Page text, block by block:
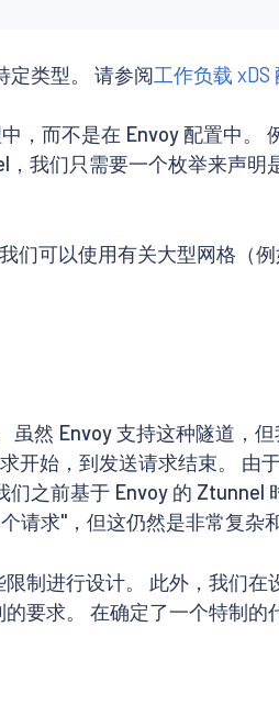
定类型。 请参阅工作负载 xDS
，而不是在 Envoy 配置中。
我们只需要一个枚举来声
们可以使用有关大型网格（
虽然 Envoy 支持这种隧道，
开始，到发送请求结束。
之前基于 Envoy 的
请求"，但这仍然是非常复杂
制进行设计。 此外，我们
要求。 在确定了一个特制的